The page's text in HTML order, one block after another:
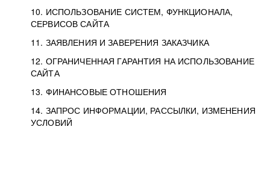
10. ИСПОЛЬЗОВАНИЕ СИСТЕМ, ФУНКЦИОНАЛА,
СЕРВИСОВ САЙТА
11. ЗАЯВЛЕНИЯ И ЗАВЕРЕНИЯ ЗАКАЗЧИКА
12. ОГРАНИЧЕННАЯ ГАРАНТИЯ НА ИСПОЛЬЗОВАНИЕ
САЙТА
13. ФИНАНСОВЫЕ ОТНОШЕНИЯ
14. ЗАПРОС ИНФОРМАЦИИ, РАССЫЛКИ, ИЗМЕНЕНИЯ
УСЛОВИЙ